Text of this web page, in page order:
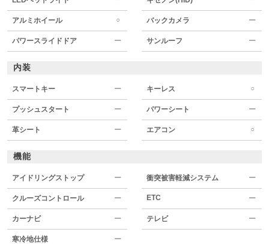
アルミホイール ○ バックカメラ ー
パワースライドドア ー サンルーフ ー
内装
スマートキー ー キーレス ○
プッシュスタート ー パワーシート ー
革シート ー エアコン ○
機能
アイドリングストップ ー 衝突被害軽減システム ー
クルーズコントロール ー ETC ー
カーナビ ー テレビ ー
寒冷地仕様 ー